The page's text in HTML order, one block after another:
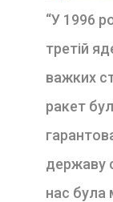
“У 1996
третій
важких
ракет
державу
нас була